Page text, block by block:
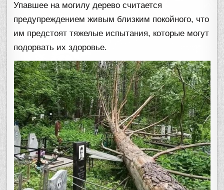
Упавшее на могилу дерево считается
предупреждением живым близким покойного, что
им предстоят тяжелые испытания, которые могут
подорвать их здоровье.